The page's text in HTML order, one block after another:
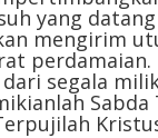
yang
mengirim
segala
Sabda